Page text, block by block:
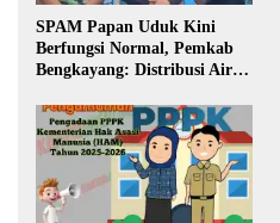
SPAM Papan Uduk Kini
Berfungsi Normal, Pemkab
Bengkayang: Distribusi Air
Warga